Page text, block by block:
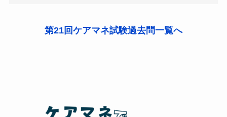
第21回ケアマネ試験過去問一覧へ